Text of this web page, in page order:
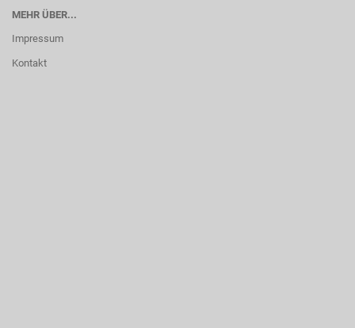
MEHR ÜBER...
Impressum
Kontakt